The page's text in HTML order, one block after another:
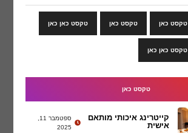
טקסט כאן טקסט כאן טקסט כאן כאן
טקסט כאן כאן
טקסט כאן
קייטרינג איכותי מותאם
אישית
ספטמבר 11,
2025